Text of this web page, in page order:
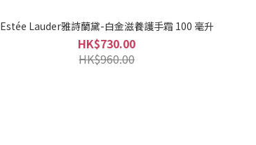
Estée Lauder雅詩蘭黛-白金滋養護手霜 100 毫升
HK$730.00
HK$960.00